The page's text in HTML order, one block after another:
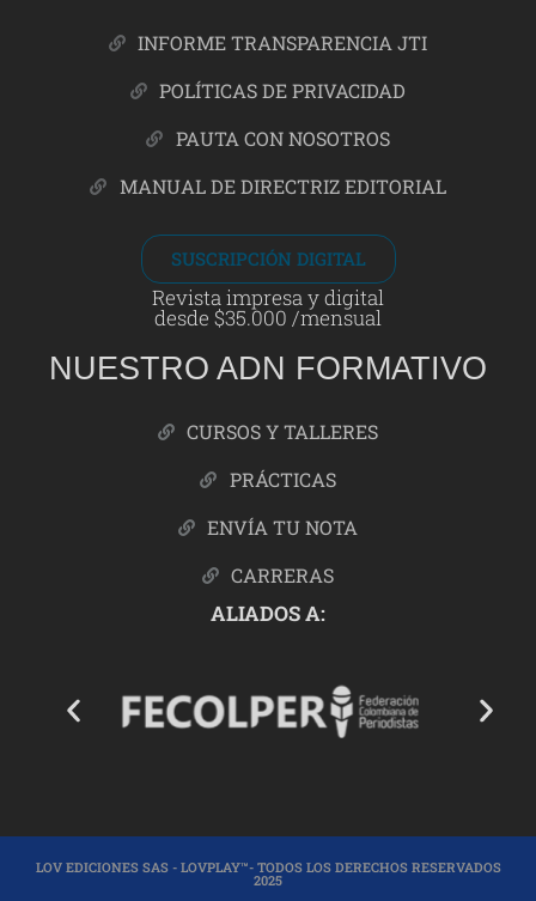
INFORME TRANSPARENCIA JTI
POLÍTICAS DE PRIVACIDAD
PAUTA CON NOSOTROS
MANUAL DE DIRECTRIZ EDITORIAL
SUSCRIPCIÓN DIGITAL
Revista impresa y digital
desde $35.000 /mensual
NUESTRO ADN FORMATIVO
CURSOS Y TALLERES
PRÁCTICAS
ENVÍA TU NOTA
CARRERAS
ALIADOS A:
LOV EDICIONES SAS - LOVPLAY™- TODOS LOS DERECHOS RESERVADOS
2025